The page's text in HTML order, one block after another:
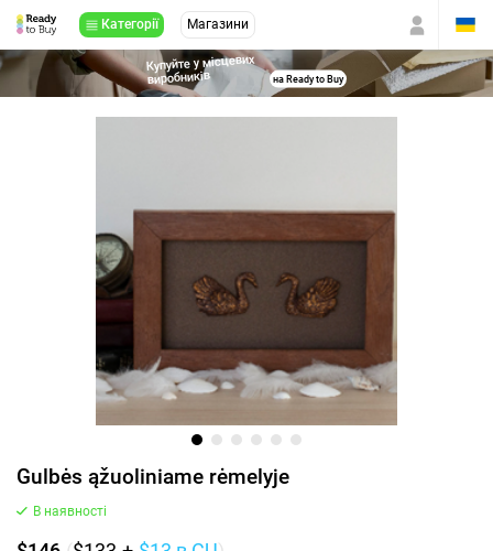
Категорії Магазини
Купуйте у місцевих
виробників на Ready to Buy
Gulbės ąžuoliniame rėmelyje
В наявності